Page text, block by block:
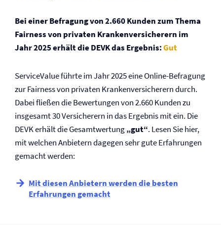
Bei einer Befragung von 2.660 Kunden zum Thema
Fairness von privaten Kranken­versicherern im
Jahr 2025 erhält die DEVK das Ergebnis:Gut
ServiceValue führte im Jahr 2025 eine Online-Befragung
zur Fairness von privaten Kranken­versicherern durch.
Dabei fließen die Bewertungen von 2.660 Kunden zu
insgesamt 30 Versicherern in das Ergebnis mit ein. Die
DEVK erhält die Gesamtwertung„gut“. Lesen Sie hier,
mit welchen Anbietern dagegen sehr gute Erfahrungen
gemacht werden:
Mit diesen Anbietern werden die besten
Erfahrungen gemacht